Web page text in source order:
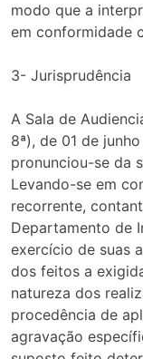
modo que a
em conformidade
3- Jurisprudência
A Sala de
8ª), de 01 de
pronunciou-se da
Levando-se em
recorrente,
Departamento de
exercício de suas
dos feitos a
natureza dos
procedência de
agravação